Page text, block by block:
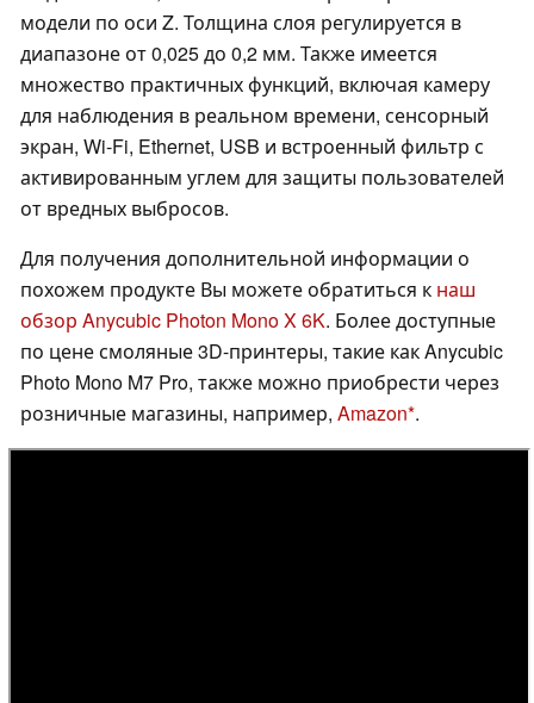
модели по оси Z. Толщина слоя регулируется в
диапазоне от 0,025 до 0,2 мм. Также имеется
множество практичных функций, включая камеру
для наблюдения в реальном времени, сенсорный
экран, Wi-Fi, Ethernet, USB и встроенный фильтр с
активированным углем для защиты пользователей
от вредных выбросов.
Для получения дополнительной информации о
похожем продукте Вы можете обратиться к наш
обзор Anycubic Photon Mono X 6K. Более доступные
по цене смоляные 3D-принтеры, такие как Anycubic
Photo Mono M7 Pro, также можно приобрести через
розничные магазины, например, Amazon .